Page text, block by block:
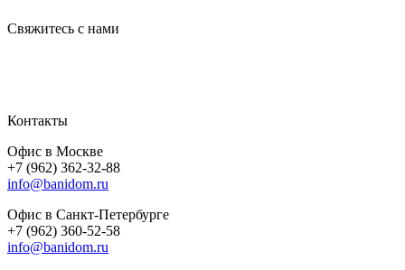
Свяжитесь с нами
Контакты
Офис в Москве
+7 (962) 362-32-88
info@banidom.ru
Офис в Санкт-Петербурге
+7 (962) 360-52-58
info@banidom.ru